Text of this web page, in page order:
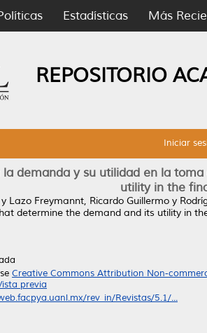
Estadísticas Más
REPOSITORIO
Iniciar
demanda y su utilidad en la
utility in the
y Lazo Freymannt, Ricardo Guillermo y
determine the demand and its utility in
Creative Commons Attribution Non-
previa
rev_in/Revistas/5.1/...